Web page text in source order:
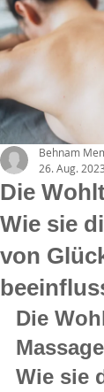
Die
Wie sie
von
Behnam
26. Aug. 2023
Die
Wie sie